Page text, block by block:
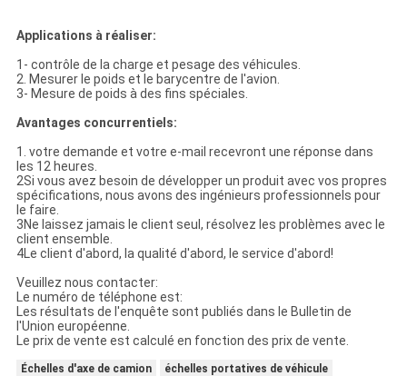
Applications à réaliser:
1- contrôle de la charge et pesage des véhicules.
2. Mesurer le poids et le barycentre de l'avion.
3- Mesure de poids à des fins spéciales.
Avantages concurrentiels:
1. votre demande et votre e-mail recevront une réponse dans
les 12 heures.
2Si vous avez besoin de développer un produit avec vos propres
spécifications, nous avons des ingénieurs professionnels pour
le faire.
3Ne laissez jamais le client seul, résolvez les problèmes avec le
client ensemble.
4Le client d'abord, la qualité d'abord, le service d'abord!
Veuillez nous contacter:
Le numéro de téléphone est:
Les résultats de l'enquête sont publiés dans le Bulletin de
l'Union européenne.
Le prix de vente est calculé en fonction des prix de vente.
Échelles d'axe de camion
échelles portatives de véhicule